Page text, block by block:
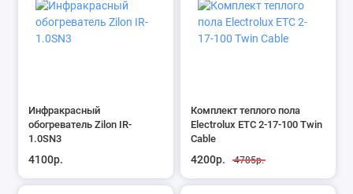
Инфракрасный
обогреватель Zilon IR-
1.0SN3
4100р.
Комплект теплого пола
Electrolux ETC 2-17-100 Twin
Cable
4200р. 4785р.